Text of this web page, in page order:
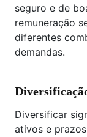
seguro e de
remuneração
diferentes
demandas.
Diversificar
ativos e